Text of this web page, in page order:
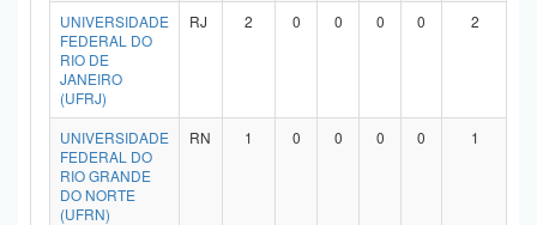
UNIVERSIDADE
FEDERAL DO
RIO DE
JANEIRO
(UFRJ)
RJ 2 0 0 0 0 2
UNIVERSIDADE
FEDERAL DO
RIO GRANDE
DO NORTE
(UFRN)
RN 1 0 0 0 0 1